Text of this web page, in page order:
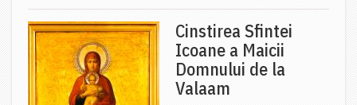
Cinstirea Sfintei
Icoane a Maicii
Domnului de la
Valaam